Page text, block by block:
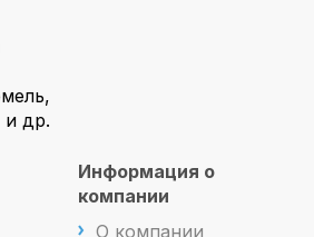
и др.
Информация о
компании
О компании